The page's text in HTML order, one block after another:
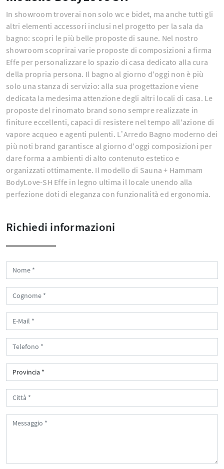
In showroom troverai non solo wc e bidet, ma anche tutti gli
altri elementi accessori inclusi nel progetto per la sala da
bagno: scopri le più belle proposte di saune. Nel nostro
showroom scoprirai varie proposte di composizioni a firma
Effe per personalizzare lo spazio di casa dedicato alla cura
della propria persona. Il bagno al giorno d'oggi non è più
solo una stanza di servizio: alla sua progettazione viene
dedicata la medesima attenzione degli altri locali di casa. Le
proposte del rinomato brand sono sempre realizzate in
finiture eccellenti, capaci di resistere nel tempo all'azione di
vapore acqueo e agenti pulenti. L’Arredo Bagno moderno dei
più noti brand garantisce al giorno d'oggi composizioni per
dare forma a ambienti di alto contenuto estetico e
organizzati ottimamente. Il modello di Sauna + Hammam
BodyLove-SH Effe in legno ultima il locale unendo alla
perfezione doti di eleganza con funzionalità ed ergonomia.
Richiedi informazioni